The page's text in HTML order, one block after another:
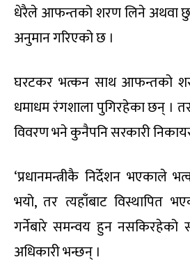
धेरैले आफन्तको शरण लिने अथवा
अनुमान गरिएको छ ।
घरटकर भत्कन साथ आफन्तको
धमाधम रंगशाला पुगिरहेका छन् ।
विवरण भने कुनैपनि सरकारी
‘प्रधानमन्त्रीकै निर्देशन भएकाले
भयो, तर त्यहाँबाट विस्थापित
गर्नेबारे समन्वय हुन नसकिरहेको
अधिकारी भन्छन् ।